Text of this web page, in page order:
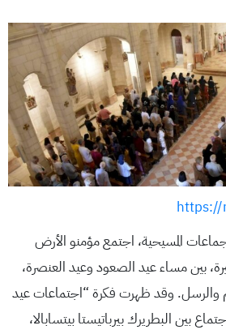
https://
المسيحية، اجتمع مؤمنو الأرض
بين مساء عيد الصعود وعيد العنصرة،
والرسل. وقد ظهرت فكرة “اجتماعات عيد
بين البطريرك بيرباتيستا بيتسابالا،